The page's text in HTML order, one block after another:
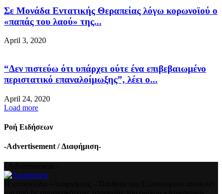
Σε Μονάδα Εντατικής Θεραπείας λόγω κορωνοϊού ο
«παπάς του λαού» της...
April 3, 2020
“Δεν πιστεύω ότι υπάρχει ούτε ένα επιβεβαιωμένο
περιστατικό επαναλοίμωξης”, λέει ο...
April 24, 2020
Load more
Ροή Ειδήσεων
-Advertisement / Διαφήμιση-